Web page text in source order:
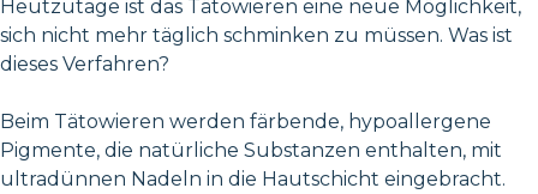
Heutzutage ist das Tätowieren eine neue Möglichkeit,
sich nicht mehr täglich schminken zu müssen. Was ist
dieses Verfahren?
Beim Tätowieren werden färbende, hypoallergene
Pigmente, die natürliche Substanzen enthalten, mit
ultradünnen Nadeln in die Hautschicht eingebracht.